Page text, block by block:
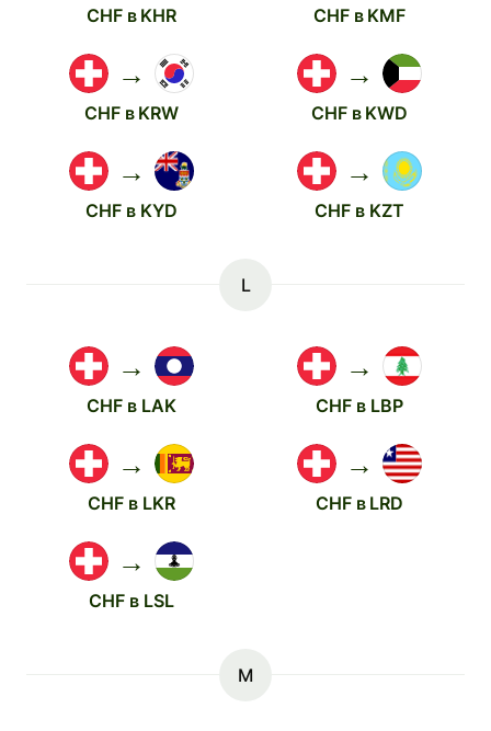
CHF в KHR CHF в KMF
→
CHF в KRW
→
CHF в KWD
→
CHF в KYD
→
CHF в KZT
L
→
CHF в LAK
→
CHF в LBP
→
CHF в LKR
→
CHF в LRD
→
CHF в LSL
M